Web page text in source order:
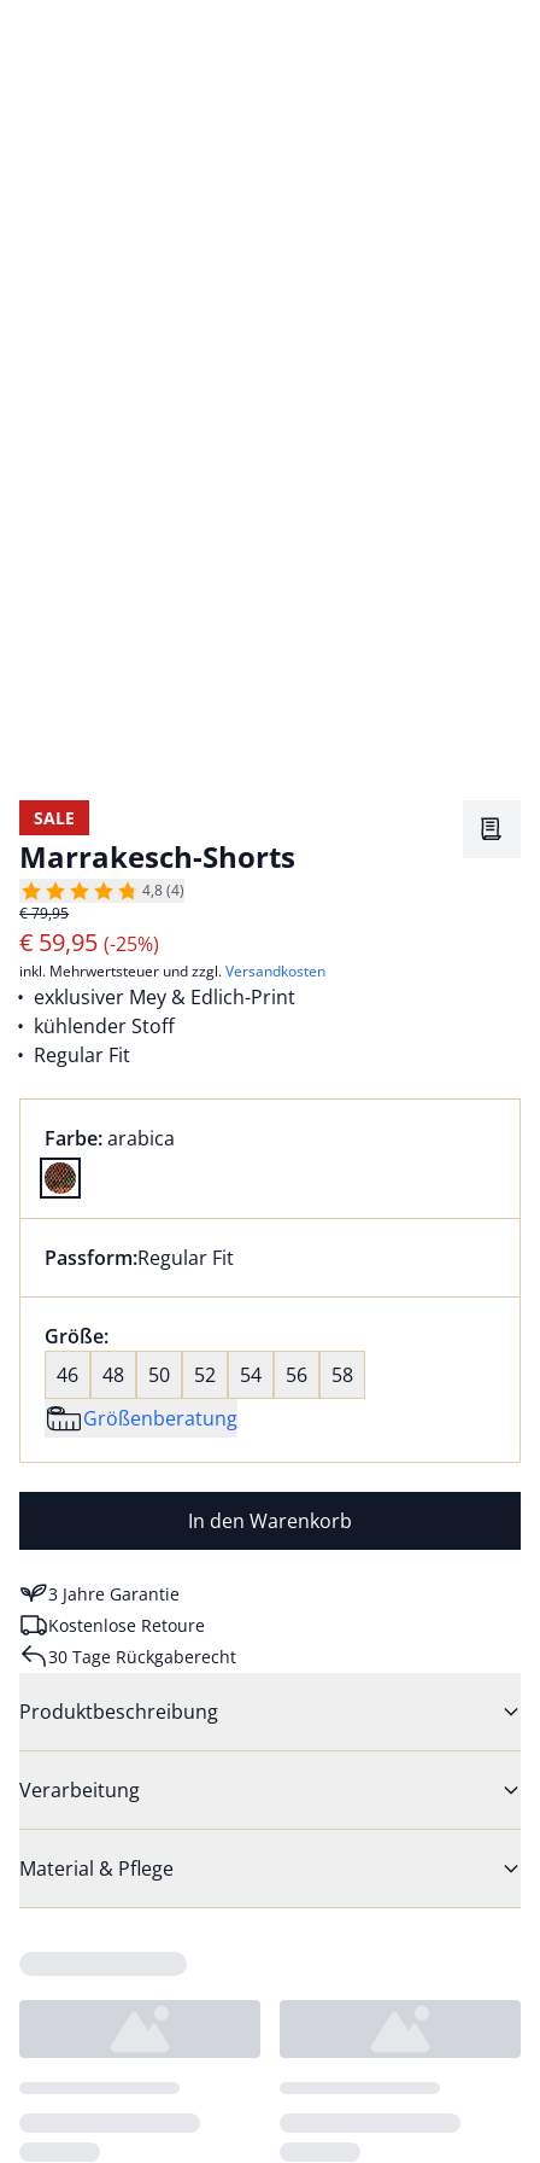
SALE
Marrakesch-Shorts
4,8 (4)
€ 79,95
€ 59,95 (-25%)
inkl. Mehrwertsteuer und zzgl.Versandkosten
exklusiver Mey & Edlich-Print
kühlender Stoff
Regular Fit
Farbauswahl:
Farbe:aktuell ausgewählt:
arabica
Farbe arabica ausgewählt
Dieser Artikel hat die Passform Regular Fit. für
Passform:Regular Fit
Größenauswahl:
Größe:nichts ausgewählt
46
48 50 52 54 56
58
Größenberatung
In den Warenkorb
3 Jahre Garantie
Kostenlose Retoure
30 Tage Rückgaberecht
Produktbeschreibung
Verarbeitung
Material & Pflege